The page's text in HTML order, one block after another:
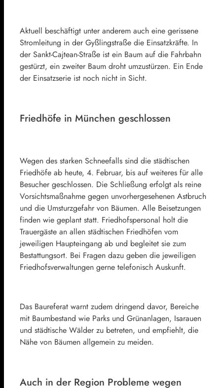
Aktuell beschäftigt unter anderem auch eine gerissene
Stromleitung in der Gyßlingstraße die Einsatzkräfte. In
der Sankt-Cajtean-Straße ist ein Baum auf die Fahrbahn
gestürzt, ein zweiter Baum droht umzustürzen. Ein Ende
der Einsatzserie ist noch nicht in Sicht.
Friedhöfe in München geschlossen
Wegen des starken Schneefalls sind die städtischen
Friedhöfe ab heute, 4. Februar, bis auf weiteres für alle
Besucher geschlossen. Die Schließung erfolgt als reine
Vorsichtsmaßnahme gegen unvorhergesehenen Astbruch
und die Umsturzgefahr von Bäumen. Alle Beisetzungen
finden wie geplant statt. Friedhofspersonal holt die
Trauergäste an allen städtischen Friedhöfen vom
jeweiligen Haupteingang ab und begleitet sie zum
Bestattungsort. Bei Fragen dazu geben die jeweiligen
Friedhofsverwaltungen gerne telefonisch Auskunft.
Das Baureferat warnt zudem dringend davor, Bereiche
mit Baumbestand wie Parks und Grünanlagen, Isarauen
und städtische Wälder zu betreten, und empfiehlt, die
Nähe von Bäumen allgemein zu meiden.
Auch in der Region Probleme wegen